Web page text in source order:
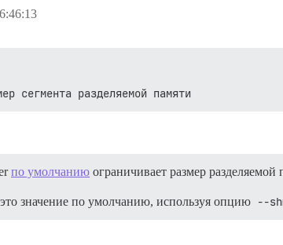
сегмента разделяемой памяти
по умолчанию ограничивает размер разделяемой
значение по умолчанию, используя опцию --